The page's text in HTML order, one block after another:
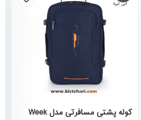
کوله پشتی مسافرتی مدل Week